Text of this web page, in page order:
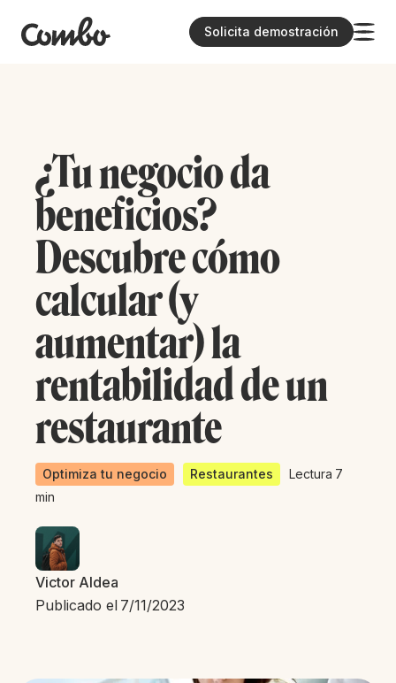
Solicita demostración
¿Tu negocio da
beneficios?
Descubre cómo
calcular (y
aumentar) la
rentabilidad de un
restaurante
Optimiza tu negocio Restaurantes Lectura 7
min
Victor Aldea
Publicado el 7/11/2023